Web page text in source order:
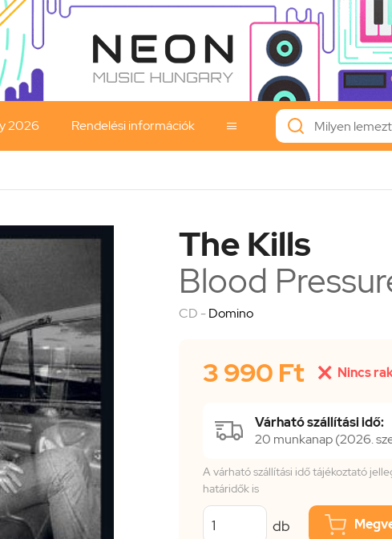
2026 Rendelési információk 
The Kills
Blood
CD -Domino
3 990 Ft  Nincs
Várható szállítási idő:
20 munkanap (2026.
A várható szállítási idő tájékoztató
határidők is
db